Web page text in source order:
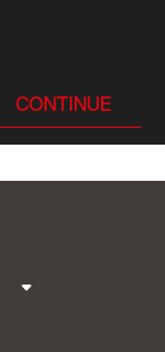
CONTINUE